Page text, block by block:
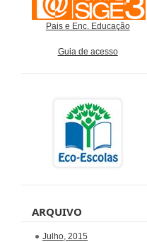
Pais e Enc. Educação
Guia de acesso
ARQUIVO
Julho, 2015